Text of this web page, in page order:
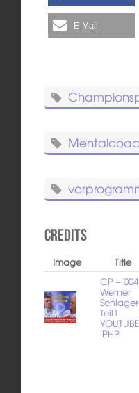
E-Mail
Credits
Image Title
CP –
Werner
Teil1-
IPHP